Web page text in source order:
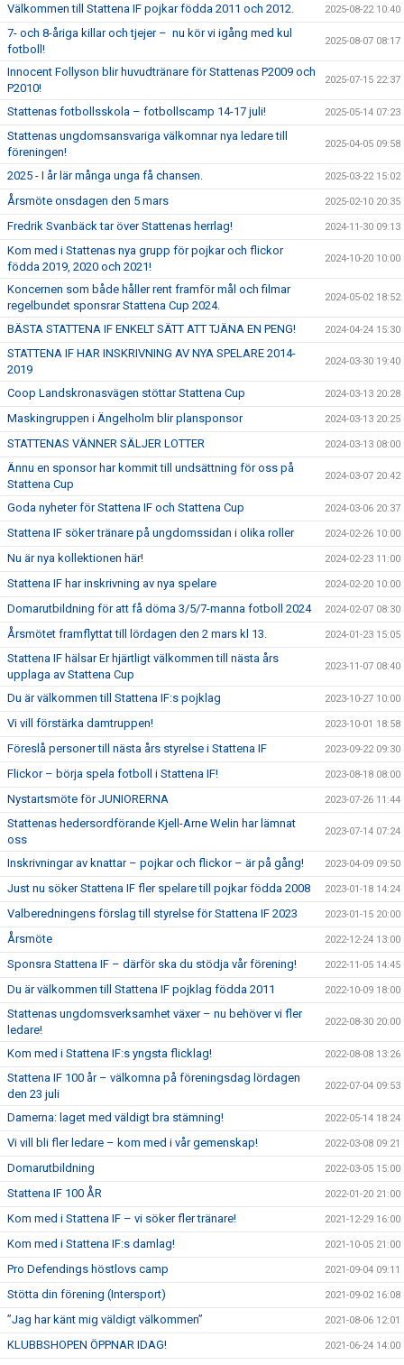
Välkommen till Stattena IF pojkar födda 2011 och 2012. 2025-08-22 10:40
7- och 8-åriga killar och tjejer – nu kör vi igång med kul
fotboll!
2025-08-07 08:17
Innocent Follyson blir huvudtränare för Stattenas P2009 och
P2010!
2025-07-15 22:37
Stattenas fotbollsskola – fotbollscamp 14-17 juli! 2025-05-14 07:23
Stattenas ungdomsansvariga välkomnar nya ledare till
föreningen!
2025-04-05 09:58
2025 - I år lär många unga få chansen. 2025-03-22 15:02
Årsmöte onsdagen den 5 mars 2025-02-10 20:35
Fredrik Svanbäck tar över Stattenas herrlag! 2024-11-30 09:13
Kom med i Stattenas nya grupp för pojkar och flickor
födda 2019, 2020 och 2021!
2024-10-20 10:00
Koncernen som både håller rent framför mål och filmar
regelbundet sponsrar Stattena Cup 2024.
2024-05-02 18:52
BÄSTA STATTENA IF ENKELT SÄTT ATT TJÄNA EN PENG! 2024-04-24 15:30
STATTENA IF HAR INSKRIVNING AV NYA SPELARE 2014-
2019
2024-03-30 19:40
Coop Landskronasvägen stöttar Stattena Cup 2024-03-13 20:28
Maskingruppen i Ängelholm blir plansponsor 2024-03-13 20:25
STATTENAS VÄNNER SÄLJER LOTTER 2024-03-13 08:00
Ännu en sponsor har kommit till undsättning för oss på
Stattena Cup
2024-03-07 20:42
Goda nyheter för Stattena IF och Stattena Cup 2024-03-06 20:37
Stattena IF söker tränare på ungdomssidan i olika roller 2024-02-26 10:00
Nu är nya kollektionen här! 2024-02-23 11:00
Stattena IF har inskrivning av nya spelare 2024-02-20 10:00
Domarutbildning för att få döma 3/5/7-manna fotboll 2024 2024-02-07 08:30
Årsmötet framflyttat till lördagen den 2 mars kl 13. 2024-01-23 15:05
Stattena IF hälsar Er hjärtligt välkommen till nästa års
upplaga av Stattena Cup
2023-11-07 08:40
Du är välkommen till Stattena IF:s pojklag 2023-10-27 10:00
Vi vill förstärka damtruppen! 2023-10-01 18:58
Föreslå personer till nästa års styrelse i Stattena IF 2023-09-22 09:30
Flickor – börja spela fotboll i Stattena IF! 2023-08-18 08:00
Nystartsmöte för JUNIORERNA 2023-07-26 11:44
Stattenas hedersordförande Kjell-Arne Welin har lämnat
oss
2023-07-14 07:24
Inskrivningar av knattar – pojkar och flickor – är på gång! 2023-04-09 09:50
Just nu söker Stattena IF fler spelare till pojkar födda 2008 2023-01-18 14:24
Valberedningens förslag till styrelse för Stattena IF 2023 2023-01-15 20:00
Årsmöte 2022-12-24 13:00
Sponsra Stattena IF – därför ska du stödja vår förening! 2022-11-05 14:45
Du är välkommen till Stattena IF pojklag födda 2011 2022-10-09 18:00
Stattenas ungdomsverksamhet växer – nu behöver vi fler
ledare!
2022-08-30 20:00
Kom med i Stattena IF:s yngsta flicklag! 2022-08-08 13:26
Stattena IF 100 år – välkomna på föreningsdag lördagen
den 23 juli
2022-07-04 09:53
Damerna: laget med väldigt bra stämning! 2022-05-14 18:24
Vi vill bli fler ledare – kom med i vår gemenskap! 2022-03-08 09:21
Domarutbildning 2022-03-05 15:00
Stattena IF 100 ÅR 2022-01-20 21:00
Kom med i Stattena IF – vi söker fler tränare! 2021-12-29 16:00
Kom med i Stattena IF:s damlag! 2021-10-05 21:00
Pro Defendings höstlovs camp 2021-09-04 09:11
Stötta din förening (Intersport) 2021-09-02 16:08
”Jag har känt mig väldigt välkommen” 2021-08-06 12:01
KLUBBSHOPEN ÖPPNAR IDAG! 2021-06-24 14:00